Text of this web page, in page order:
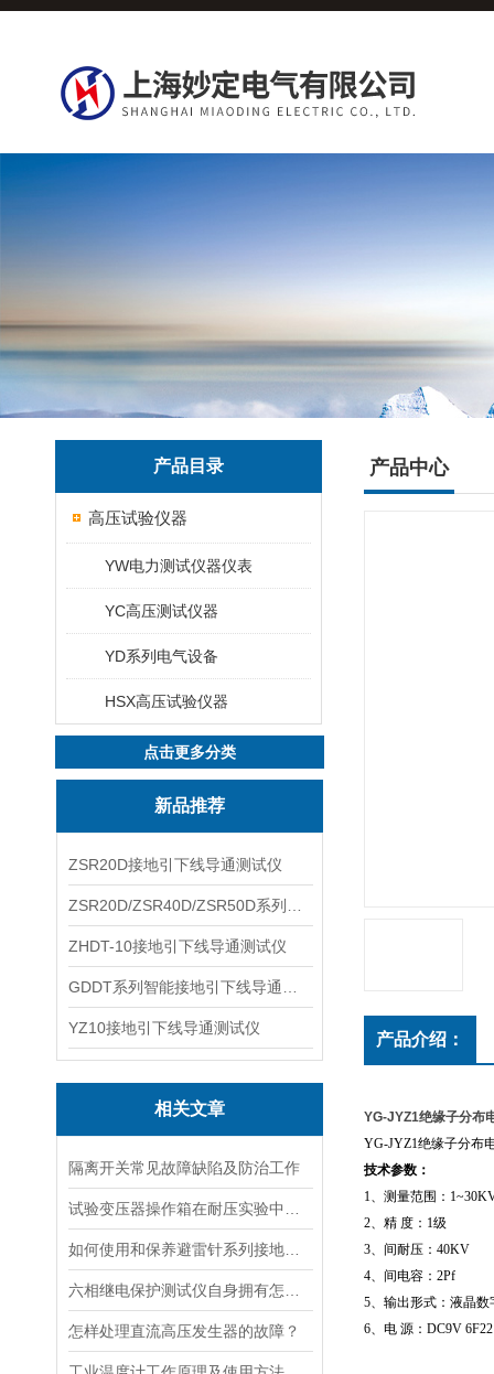
产品目录
高压试验仪器
YW电力测试仪器仪表
YC高压测试仪器
YD系列电气设备
HSX高压试验仪器
点击更多分类
新品推荐
ZSR20D接地引下线导通测试仪
ZHDT-10接地引下线导通测试仪
YZ10接地引下线导通测试仪
相关文章
隔离开关常见故障缺陷及防治工作
怎样处理直流高压发生器的故障？
产品中心
产品介绍：
YG-JYZ1绝缘子分布
YG-JYZ1绝缘子分布
技术参数：
1、测量范围：
2、精 度：1级
3、间耐压：40KV
4、间电容：2Pf
5、输出形式：液晶数
6、电 源：DC9V